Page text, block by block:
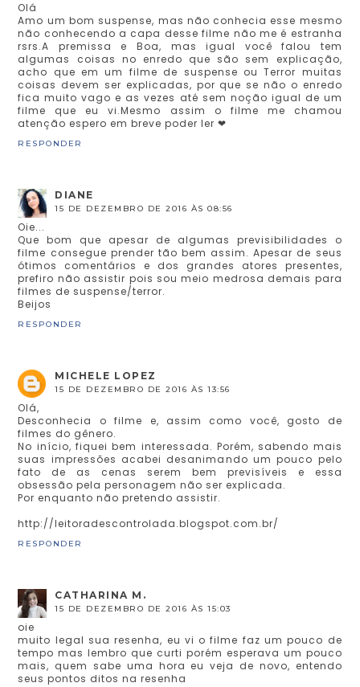
Olá
Amo um bom suspense, mas não conhecia esse mesmo
não conhecendo a capa desse filme não me é estranha
rsrs.A premissa e Boa, mas igual você falou tem
algumas coisas no enredo que são sem explicação,
acho que em um filme de suspense ou Terror muitas
coisas devem ser explicadas, por que se não o enredo
fica muito vago e as vezes até sem noção igual de um
filme que eu vi.Mesmo assim o filme me chamou
atenção espero em breve poder ler ❤
RESPONDER
DIANE
15 DE DEZEMBRO DE 2016 ÀS 08:56
Oie...
Que bom que apesar de algumas previsibilidades o
filme consegue prender tão bem assim. Apesar de seus
ótimos comentários e dos grandes atores presentes,
prefiro não assistir pois sou meio medrosa demais para
filmes de suspense/terror.
Beijos
RESPONDER
MICHELE LOPEZ
15 DE DEZEMBRO DE 2016 ÀS 13:56
Olá,
Desconhecia o filme e, assim como você, gosto de
filmes do gênero.
No início, fiquei bem interessada. Porém, sabendo mais
suas impressões acabei desanimando um pouco pelo
fato de as cenas serem bem previsíveis e essa
obsessão pela personagem não ser explicada.
Por enquanto não pretendo assistir.
http://leitoradescontrolada.blogspot.com.br/
RESPONDER
CATHARINA M.
15 DE DEZEMBRO DE 2016 ÀS 15:03
oie
muito legal sua resenha, eu vi o filme faz um pouco de
tempo mas lembro que curti porém esperava um pouco
mais, quem sabe uma hora eu veja de novo, entendo
seus pontos ditos na resenha